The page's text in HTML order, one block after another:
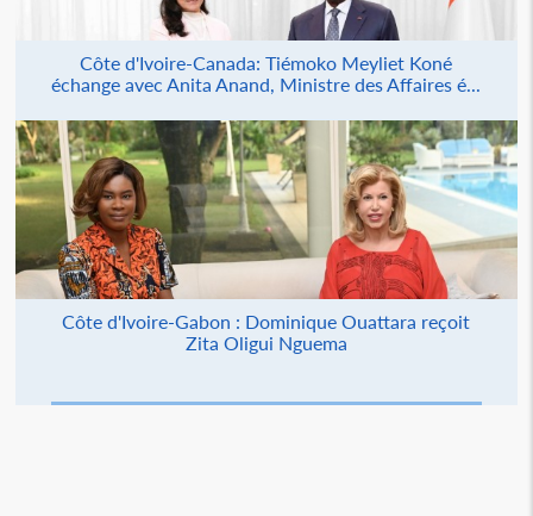
Côte d'Ivoire-Canada: Tiémoko Meyliet Koné
échange avec Anita Anand, Ministre des Affaires é...
Côte d'Ivoire-Gabon : Dominique Ouattara reçoit
Zita Oligui Nguema